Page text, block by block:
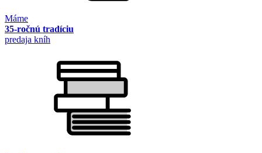
Máme
35-ročnú tradíciu
predaja kníh